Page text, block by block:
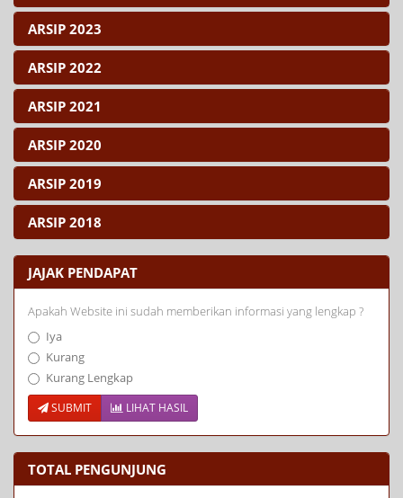
ARSIP 2023
ARSIP 2022
ARSIP 2021
ARSIP 2020
ARSIP 2019
ARSIP 2018
JAJAK PENDAPAT
Apakah Website ini sudah memberikan informasi yang lengkap ?
Iya
Kurang
Kurang Lengkap
SUBMIT LIHAT HASIL
TOTAL PENGUNJUNG